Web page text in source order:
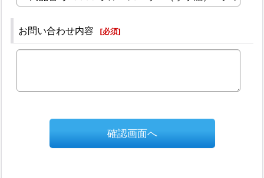
お問い合わせ内容 [必須]
確認画面へ